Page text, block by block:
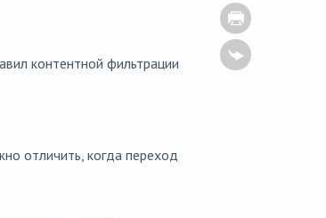
контентной фильтрации
отличить, когда переход